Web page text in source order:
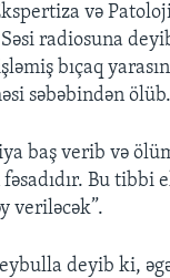
və
radiosuna
bıçaq
səbəbindən ölüb.
baş verib və
fəsadıdır. Bu
veriləcək”.
deyib ki,